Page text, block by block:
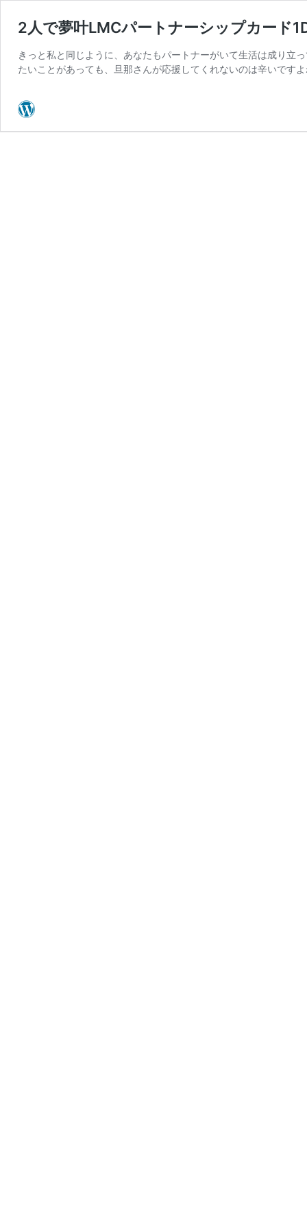
2人で夢叶LMCパートナーシップカード
きっと私と同じように、あなたもパートナーがいて生活は成り立
たいことがあっても、旦那さんが応援してくれないのは辛いです